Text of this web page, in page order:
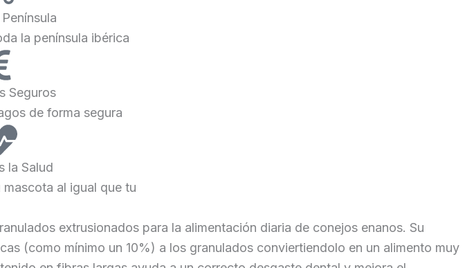
la península ibérica
Seguros
de forma segura
la Salud
al igual que tu
extrusionados para la alimentación diaria de conejos enanos. Su
(como mínimo un 10%) a los granulados conviertiendolo en un alimento muy